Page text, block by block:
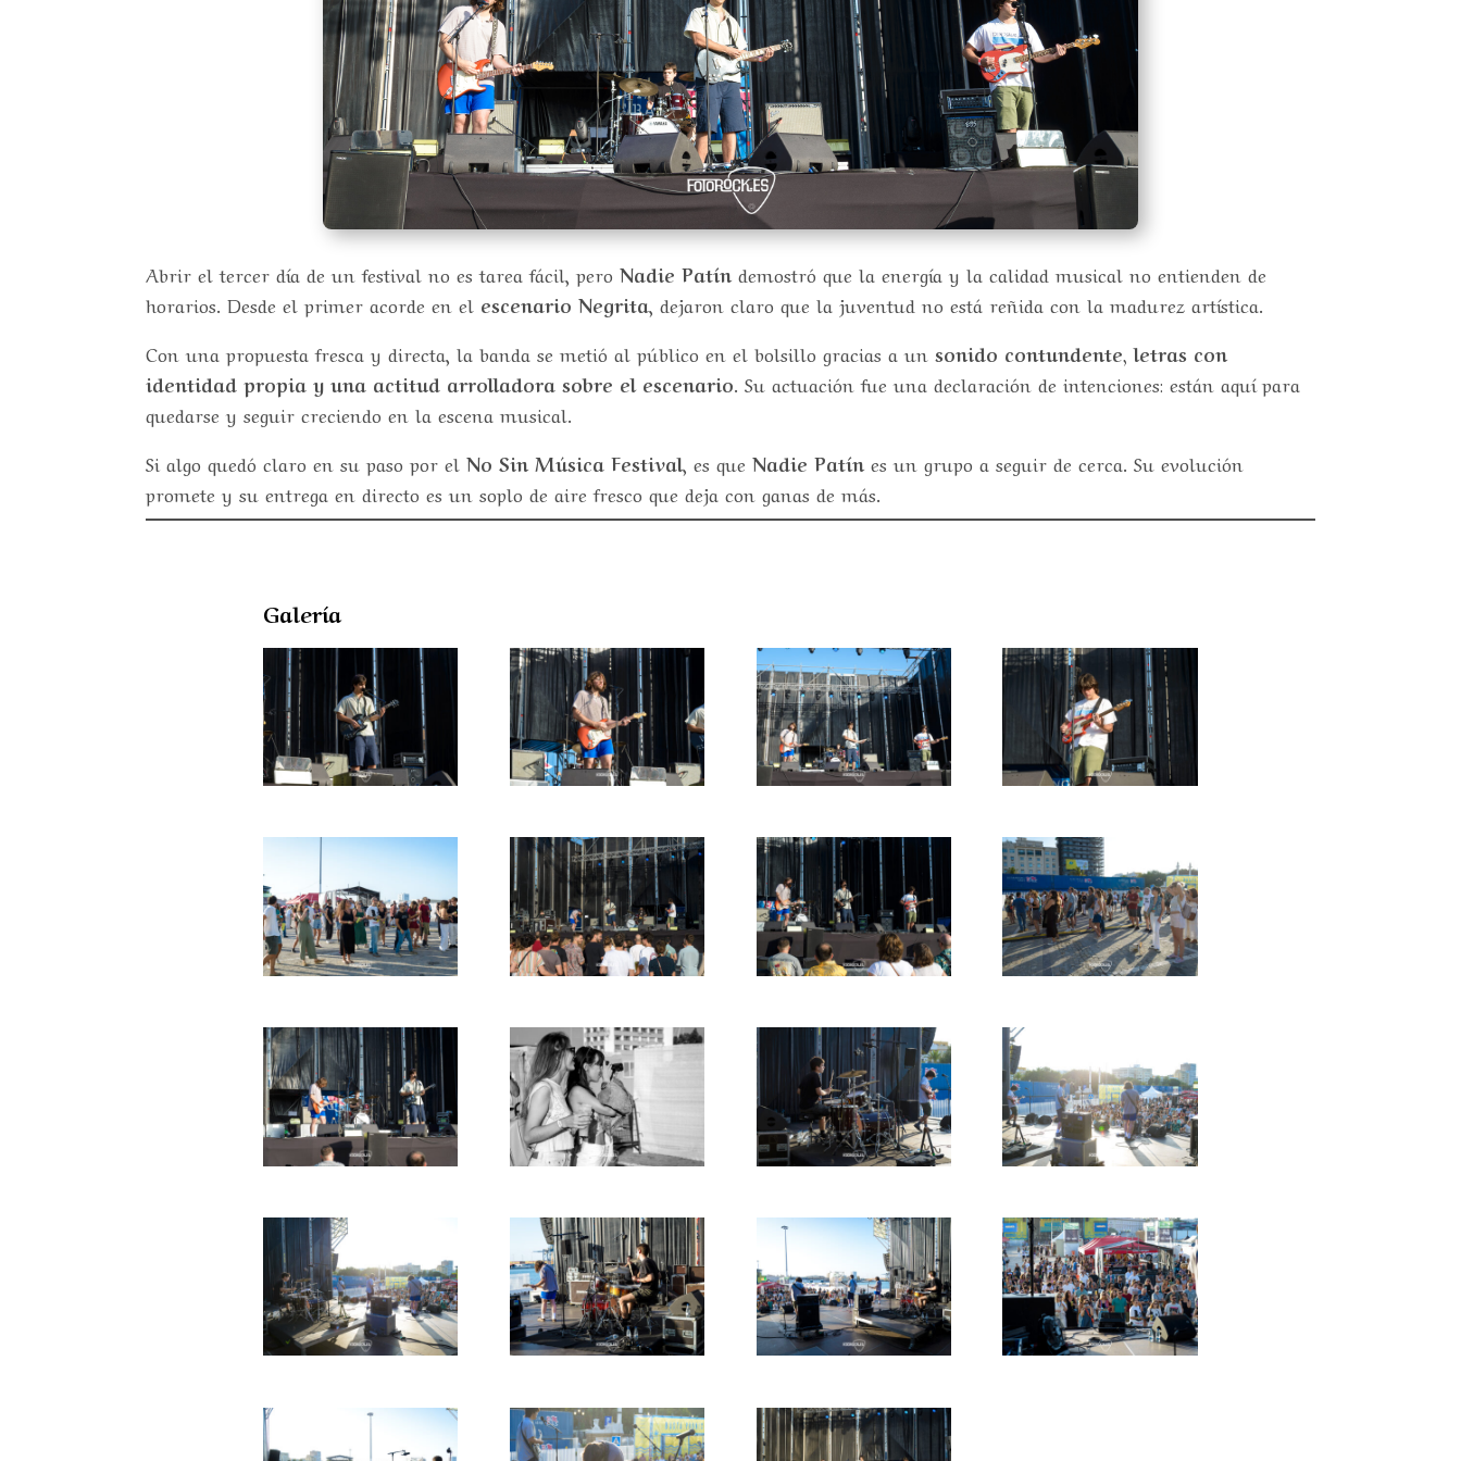
Abrir el tercer día de un festival no es tarea fácil, peroNadie Patín demostró que la energía y la calidad musical no entienden de
horarios. Desde el primer acorde en el escenario Negrita, dejaron claro que la juventud no está reñida con la madurez artística.
Con una propuesta fresca y directa, la banda se metió al público en el bolsillo gracias a unsonido contundente, letras con
identidad propia y una actitud arrolladora sobre el escenario. Su actuación fue una declaración de intenciones: están aquí para
quedarse y seguir creciendo en la escena musical.
Si algo quedó claro en su paso por elNo Sin Música Festival, es queNadie Patín es un grupo a seguir de cerca. Su evolución
promete y su entrega en directo es un soplo de aire fresco que deja con ganas de más.
Galería